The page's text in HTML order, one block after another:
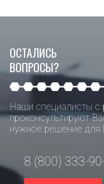
ОСТАЛИСЬ
ВОПРОСЫ?
Наши специалисты с
проконсультируют
нужное решение для
8 (800) 333-